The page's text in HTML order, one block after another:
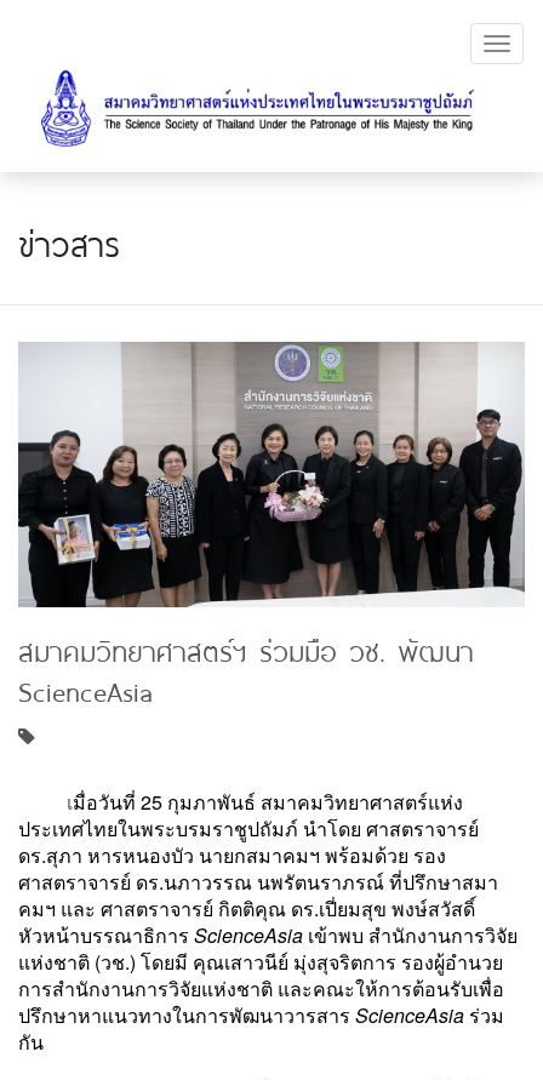
ข่าวสาร
สมาคมวิทยาศาสตร์ฯ ร่วมมือ วช. พัฒนา
ScienceAsia
เมื่อวันที่ 25 กุมภาพันธ์ สมาคมวิทยาศาสตร์แห่ง
ประเทศไทยในพระบรมราชูปถัมภ์ นำโดย ศาสตราจารย์
ดร.สุภา หารหนองบัว นายกสมาคมฯ พร้อมด้วย รอง
ศาสตราจารย์ ดร.นภาวรรณ นพรัตนราภรณ์ ที่ปรึกษาสมา
คมฯ และ ศาสตราจารย์ กิตติคุณ ดร.เปี่ยมสุข พงษ์สวัสดิ์
หัวหน้าบรรณาธิการ ScienceAsia เข้าพบ สำนักงานการวิจัย
แห่งชาติ (วช.) โดยมี คุณเสาวนีย์ มุ่งสุจริตการ รองผู้อำนวย
การสำนักงานการวิจัยแห่งชาติ และคณะให้การต้อนรับเพื่อ
ปรึกษาหาแนวทางในการพัฒนาวารสาร ScienceAsia ร่วม
กัน